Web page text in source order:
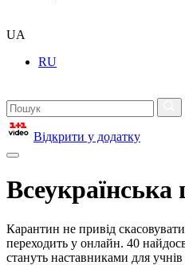
UA
RU
Відкрити у додатку
Карантин не привід
переходить у онлайн. 40
стануть наставниками для учнів